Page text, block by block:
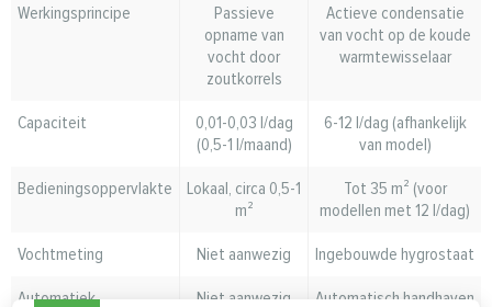
Werkingsprincipe
Passieve
opname van
vocht door
zoutkorrels
Actieve condensatie
van vocht op de koude
warmtewisselaar
Capaciteit
0,01-0,03 l/dag
(0,5-1 l/maand)
6-12 l/dag (afhankelijk
van model)
Bedieningsoppervlakte
Lokaal, circa 0,5-1
m²
Tot 35 m² (voor
modellen met 12 l/dag)
Vochtmeting
Niet aanwezig
Ingebouwde hygrostaat
Automatiek
Niet aanwezig
Automatisch handhaven